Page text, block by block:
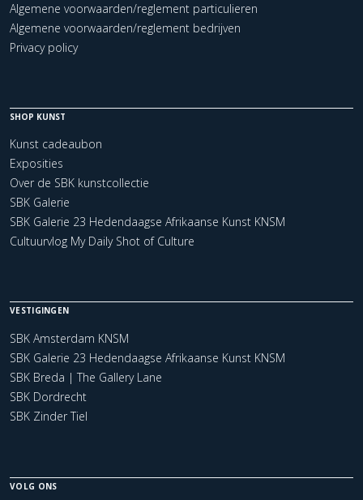
Algemene voorwaarden/reglement particulieren
Algemene voorwaarden/reglement bedrijven
Privacy policy
SHOP KUNST
Kunst cadeaubon
Exposities
Over de SBK kunstcollectie
SBK Galerie
SBK Galerie 23 Hedendaagse Afrikaanse Kunst KNSM
Cultuurvlog My Daily Shot of Culture
VESTIGINGEN
SBK Amsterdam KNSM
SBK Galerie 23 Hedendaagse Afrikaanse Kunst KNSM
SBK Breda | The Gallery Lane
SBK Dordrecht
SBK Zinder Tiel
VOLG ONS